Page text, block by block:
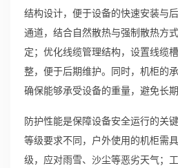
结构设计，便于设备的快速安装与
通道，结合自然散热与强制散热方
定；优化线缆管理结构，设置线缆
整，便于后期维护。同时，机柜的
确保能够承受设备的重量，避免长
防护性能是保障设备安全运行的关
等级要求不同，户外使用的机柜需
级，应对雨雪、沙尘等恶劣天气；